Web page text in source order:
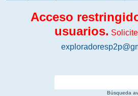
Acceso
usuarios.
Búsqueda